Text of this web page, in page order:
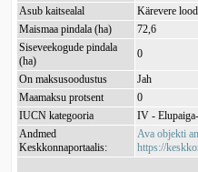
Asub kaitsealal
Kärevere
Maismaa pindala (ha)
72,6
Siseveekogude pindala
(ha)
0
On maksusoodustus
Jah
Maamaksu protsent
0
IUCN kategooria
IV -
Andmed
Keskkonnaportaalis:
Ava objekti
https://